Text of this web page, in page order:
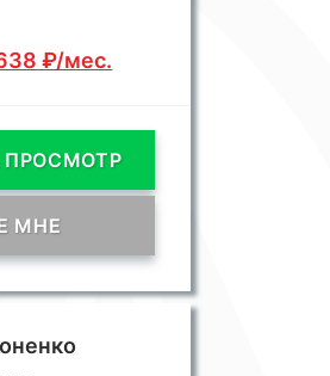
₽/мес.
ПРОСМОТР
МНЕ